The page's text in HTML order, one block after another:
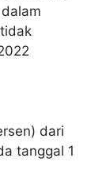
dari
tanggal 1